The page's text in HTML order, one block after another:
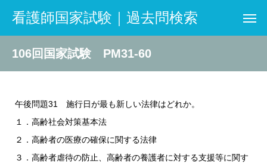
看護師国家試験｜過去問検索
106回国家試験 PM31-60
午後問題31 施行日が最も新しい法律はどれか。
１．高齢社会対策基本法
２．高齢者の医療の確保に関する法律
３．高齢者虐待の防止、高齢者の養護者に対する支援等に関す